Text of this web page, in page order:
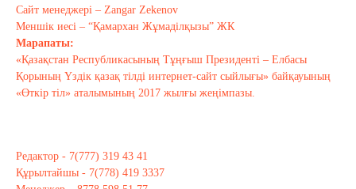
Тағы оқу
Сайт менеджері – Zangar Zekenov
Меншік иесі – “Қамархан Жұмаділқызы” ЖК
Марапаты:
«Қазақстан Республикасының Тұңғыш Президенті – Елбасы
Қорының Үздік қазақ тілді интернет-сайт сыйлығы» байқауының
«Өткір тіл» аталымының 2017 жылғы жеңімпазы.
Редактор - 7(777) 319 43 41
Құрылтайшы - 7(778) 419 3337